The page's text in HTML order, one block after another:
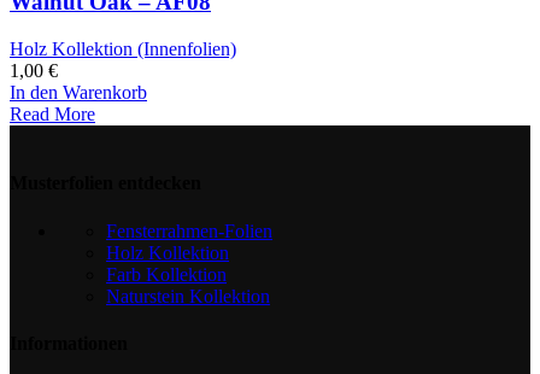
Holz Kollektion (Innenfolien)
1,00 €
In den Warenkorb
Read More
Fensterrahmen-Folien
Holz Kollektion
Farb Kollektion
Naturstein Kollektion